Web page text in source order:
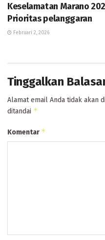
Keselamatan Marano
Prioritas pelanggaran
Februari 2, 2026
Tinggalkan
Alamat email Anda tidak akan
ditandai *
Komentar *